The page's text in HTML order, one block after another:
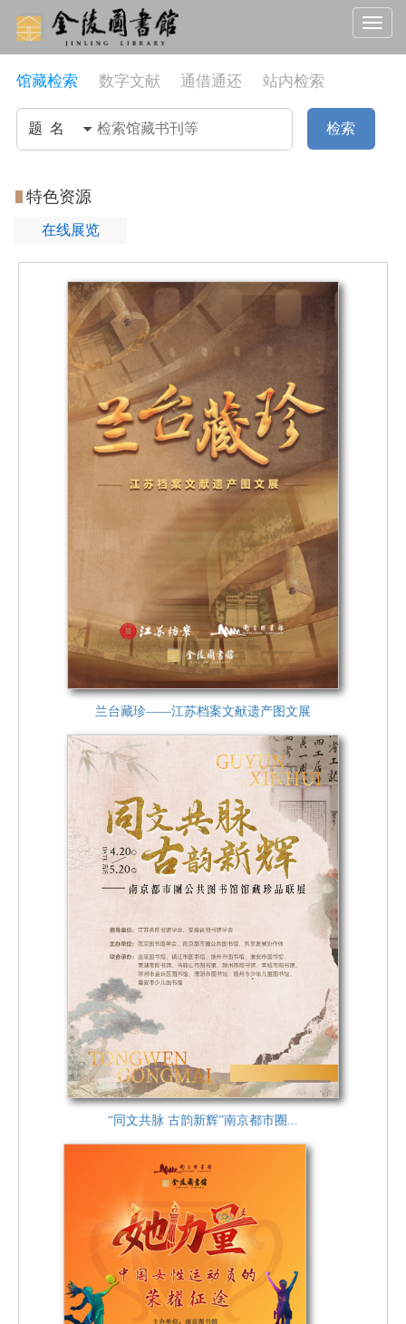
Toggle
馆藏检索 数字文献 通借通还 站内检索
检索
特色资源
在线展览
兰台藏珍——江苏档案文献遗产图文展
“同文共脉 古韵新辉”南京都市圈...